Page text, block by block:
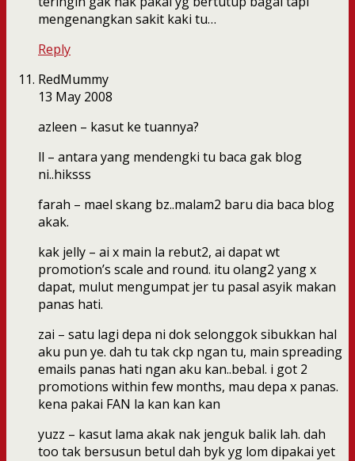
mengenangkan sakit kaki tu…
Reply
RedMummy
13 May 2008
azleen – kasut ke tuannya?
ll – antara yang mendengki tu baca gak blog
ni..hiksss
farah – mael skang bz..malam2 baru dia baca blog
akak.
kak jelly – ai x main la rebut2, ai dapat wt
promotion’s scale and round. itu olang2 yang x
dapat, mulut mengumpat jer tu pasal asyik makan
panas hati.
zai – satu lagi depa ni dok selonggok sibukkan hal
aku pun ye. dah tu tak ckp ngan tu, main spreading
emails panas hati ngan aku kan..bebal. i got 2
promotions within few months, mau depa x panas.
kena pakai FAN la kan kan kan
yuzz – kasut lama akak nak jenguk balik lah. dah
too tak bersusun betul dah byk yg lom dipakai yet